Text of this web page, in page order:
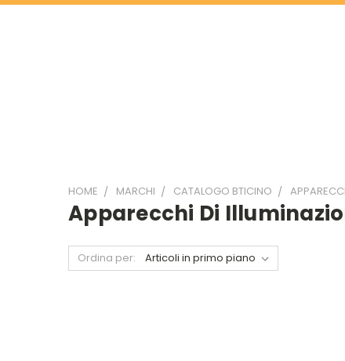
HOME MARCHI CATALOGO BTICINO
Apparecchi Di
Ordina per: